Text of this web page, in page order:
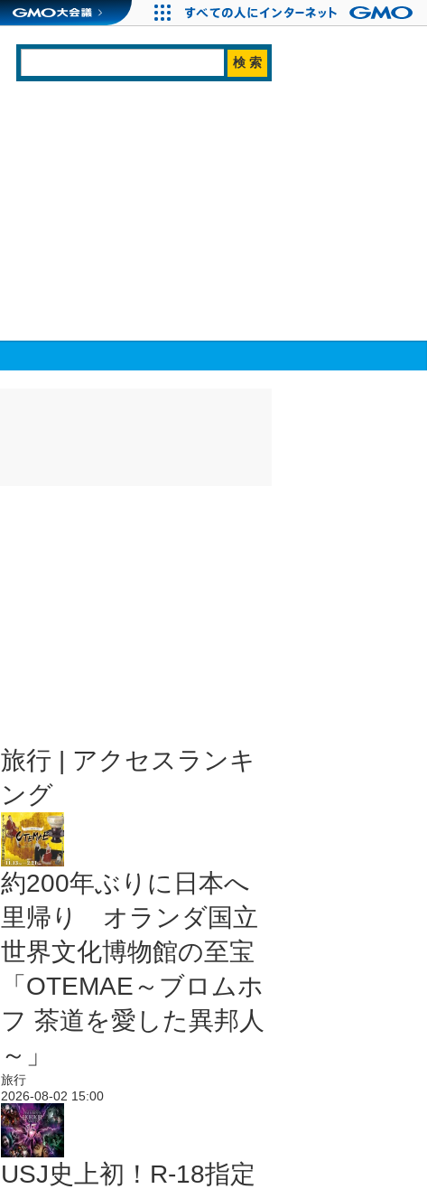
旅行 | アクセスランキ
ング
約200年ぶりに日本へ
里帰り オランダ国立
世界文化博物館の至宝
「OTEMAE～ブロムホ
フ 茶道を愛した異邦人
～」
旅行
2026-08-02 15:00
USJ史上初！R-18指定